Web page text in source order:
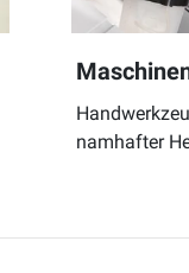
namhafter